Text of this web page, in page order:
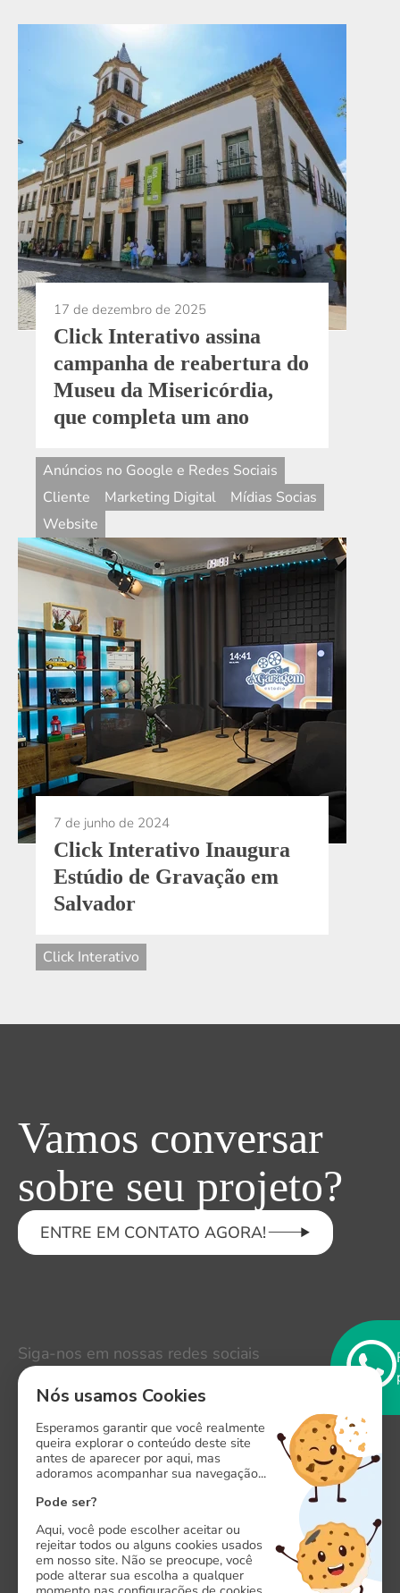
17 de dezembro de 2025
Click Interativo assina
campanha de reabertura do
Museu da Misericórdia,
que completa um ano
Cliente
Marketing Digital
Mídias Socias
Website
7 de junho de 2024
Click Interativo Inaugura
Estúdio de Gravação em
Salvador
sobre seu projeto?
ENTRE EM CONTATO AGORA!
LinkedIn
Instagram
Facebook
X
Onde estamos
Nós usamos Cookies
Esperamos garantir que você realmente
queira explorar o conteúdo deste site
antes de aparecer por aqui, mas
adoramos acompanhar sua navegação...
Pode ser?
Aqui, você pode escolher aceitar ou
rejeitar todos ou alguns cookies usados
em nosso site. Não se preocupe, você
pode alterar sua escolha a qualquer